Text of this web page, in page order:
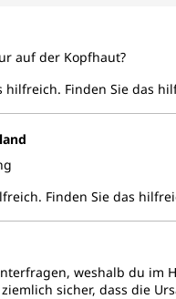
auf der Kopfhaut?
hilfreich. Finden Sie das
Finden Sie das
weshalb du im
sicher, dass die